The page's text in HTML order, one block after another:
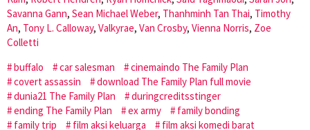
Savanna Gann, Sean Michael Weber, Thanhminh Tan Thai, Timothy
An, Tony L. Calloway, Valkyrae, Van Crosby, Vienna Norris, Zoe
Colletti
buffalo
car salesman
cinemaindo The Family Plan
covert assassin
download The Family Plan full movie
dunia21 The Family Plan
duringcreditsstinger
ending The Family Plan
ex army
family bonding
family trip
film aksi keluarga
film aksi komedi barat